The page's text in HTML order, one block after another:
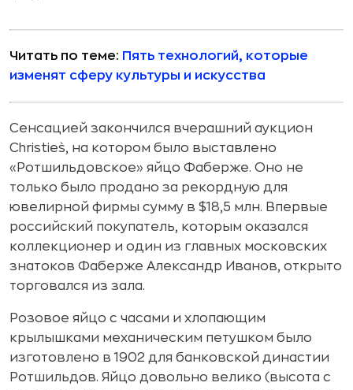
Читать по теме: Пять технологий, которые
изменят сферу культуры и искусства
Сенсацией закончился вчерашний аукцион
Christie`s, на котором было выставлено
«Ротшильдовское» яйцо Фаберже. Оно не
только было продано за рекордную для
ювелирной фирмы сумму в $18,5 млн. Впервые
российский покупатель, которым оказался
коллекционер и один из главных московских
знатоков Фаберже Александр Иванов, открыто
торговался из зала.
Розовое яйцо с часами и хлопающим
крылышками механическим петушком было
изготовлено в 1902 для банковской династии
Ротшильдов. Яйцо довольно велико (высота с